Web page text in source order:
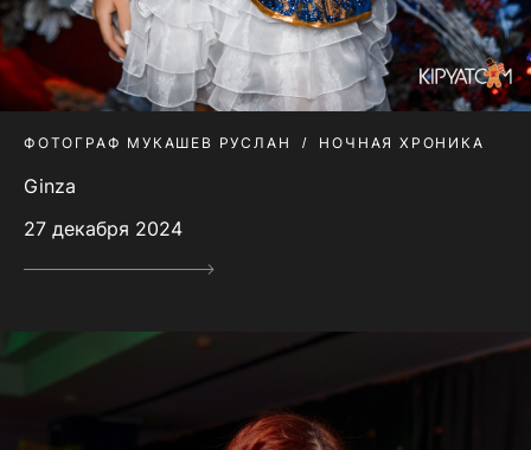
ФОТОГРАФ МУКАШЕВ РУСЛАН НОЧНАЯ ХРОНИКА
Ginza
27 декабря 2024